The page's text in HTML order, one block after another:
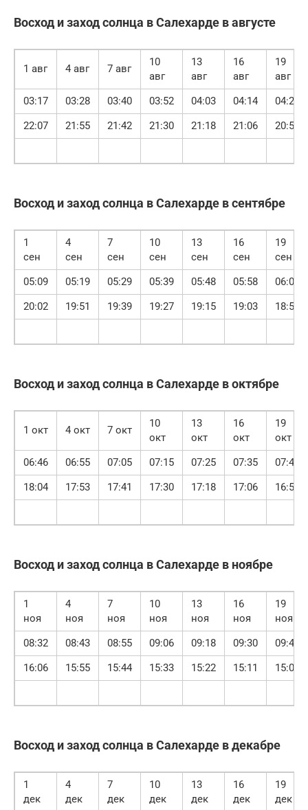
Восход и заход солнца в Салехарде в августе
1 авг 4 авг 7 авг
10
авг
13
авг
16
авг
19
авг
03:17
03:28 03:40 03:52 04:03 04:14
04:24
22:07
21:55 21:42 21:30 21:18 21:06 20:54
Восход и заход солнца в Салехарде в сентябре
1
сен
4
сен
7
сен
10
сен
13
сен
16
сен
19
сен
05:09
05:19 05:29 05:39 05:48 05:58
06:07
20:02
19:51 19:39 19:27 19:15 19:03 18:51
Восход и заход солнца в Салехарде в октябре
1 окт 4 окт 7 окт
10
окт
13
окт
16
окт
19
окт
06:46
06:55 07:05 07:15 07:25 07:35
07:46
18:04
17:53 17:41 17:30 17:18 17:06 16:55
Восход и заход солнца в Салехарде в ноябре
1
ноя
4
ноя
7
ноя
10
ноя
13
ноя
16
ноя
19
ноя
08:32
08:43 08:55 09:06 09:18 09:30
09:41
16:06
15:55 15:44 15:33 15:22 15:11 15:01
Восход и заход солнца в Салехарде в декабре
1
дек
4
дек
7
дек
10
дек
13
дек
16
дек
19
дек